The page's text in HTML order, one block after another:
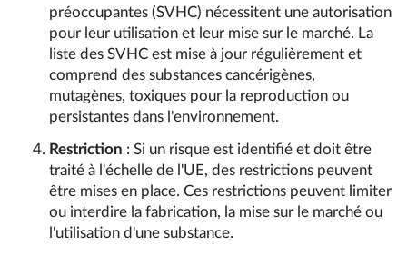
préoccupantes (SVHC) nécessitent une autorisation
pour leur utilisation et leur mise sur le marché. La
liste des SVHC est mise à jour régulièrement et
comprend des substances cancérigènes,
mutagènes, toxiques pour la reproduction ou
persistantes dans l'environnement.
Restriction : Si un risque est identifié et doit être
traité à l'échelle de l'UE, des restrictions peuvent
être mises en place. Ces restrictions peuvent limiter
ou interdire la fabrication, la mise sur le marché ou
l'utilisation d'une substance.